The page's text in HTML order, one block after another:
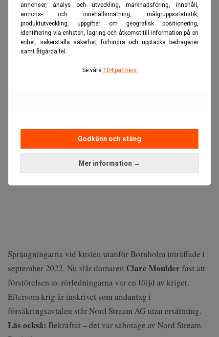
annonser, analys och utveckling, marknadsföring, innehåll,
annons- och innehållsmätning, målgruppsstatistik,
produktutveckling, uppgifter om geografisk positionering,
identifiering via enheten, lagring och åtkomst till information på en
enhet, säkerställa säkerhet, förhindra och upptäcka bedrägerier
samt åtgärda fel.
Se våra 104 partners
Mer information →
Godkänn och stäng
Fyra år efter sprängningen av Nord
Stream‑ledningarna har High Court i London avgjort
den långdragna tvisten om ersättning. Domen får
stora konsekvenser för både bolaget och
försäkringsbranschen.
Sprängningarna vid kusten utanför Bornholm inträffade i
september 2022. Nu slår domaren Clare Moulderfast att
förstörelsen av rörledningarna var en följd av kriget.
Eftersom krig är inskrivet som undantag i
försäkringsavtalen står Nord Stream AG utan ersättning.
Läs också: Bekräftat – det var sabotage av Nord Stream.